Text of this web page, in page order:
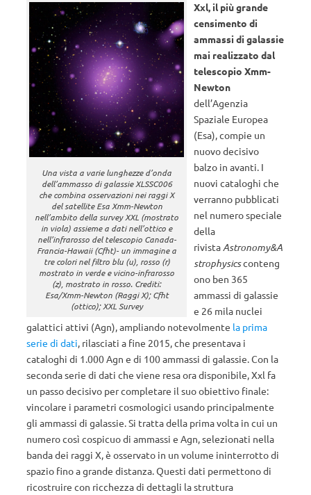
Una vista a varie lunghezze d’onda
dell’ammasso di galassie XLSSC006
che combina osservazioni nei raggi X
del satellite Esa Xmm-Newton
nell’ambito della survey XXL (mostrato
in viola) assieme a dati nell’ottico e
nell’infrarosso del telescopio Canada-
Francia-Hawaii (Cfht)- un immagine a
tre colori nel filtro blu (u), rosso (r)
mostrato in verde e vicino-infrarosso
(z), mostrato in rosso. Crediti:
Esa/Xmm-Newton (Raggi X); Cfht
(ottico); XXL Survey
Xxl, il più grande
censimento di
ammassi di galassie
mai realizzato dal
telescopio Xmm-
Newton
dell’Agenzia
Spaziale Europea
(Esa), compie un
nuovo decisivo
balzo in avanti. I
nuovi cataloghi che
verranno pubblicati
nel numero speciale
della
rivistaAstronomy&A
strophysicsconteng
ono ben 365
ammassi di galassie
e 26 mila nuclei
galattici attivi (Agn), ampliando notevolmente la prima
serie di dati, rilasciati a fine 2015, che presentava i
cataloghi di 1.000 Agn e di 100 ammassi di galassie. Con la
seconda serie di dati che viene resa ora disponibile, Xxl fa
un passo decisivo per completare il suo obiettivo finale:
vincolare i parametri cosmologici usando principalmente
gli ammassi di galassie. Si tratta della prima volta in cui un
numero così cospicuo di ammassi e Agn, selezionati nella
banda dei raggi X, è osservato in un volume ininterrotto di
spazio fino a grande distanza. Questi dati permettono di
ricostruire con ricchezza di dettagli la struttura